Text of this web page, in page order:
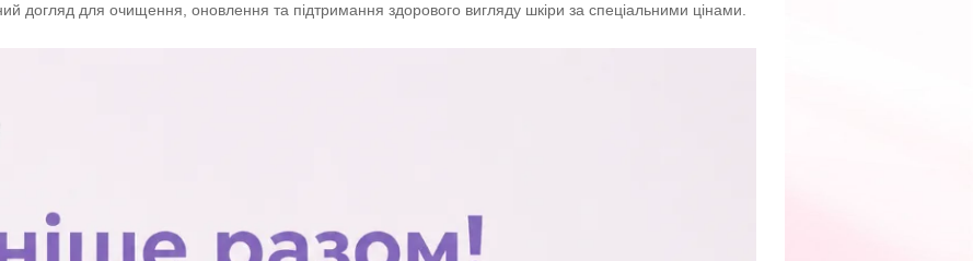
догляд для очищення, оновлення та підтримання здорового вигляду шкіри за спеціальними цінами.